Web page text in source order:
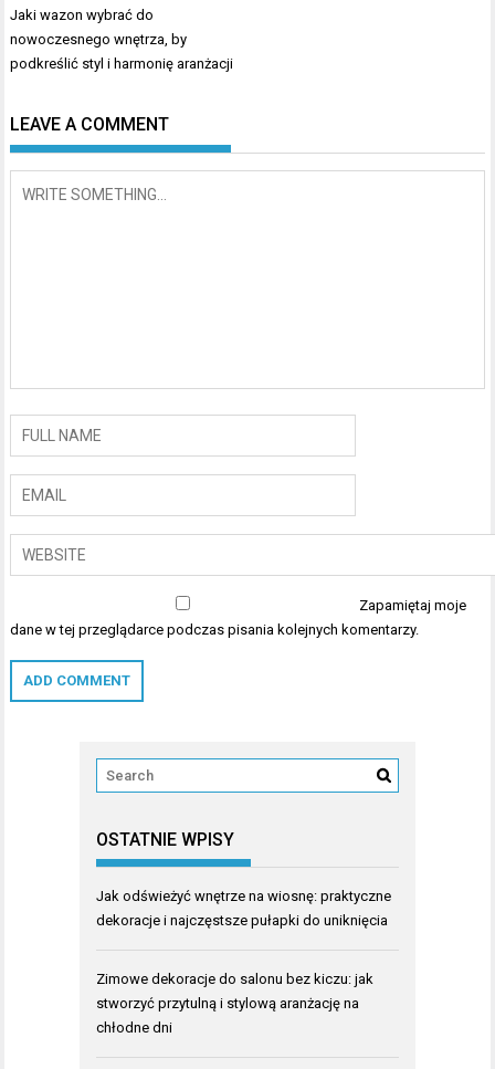
Nawigacja
wpisu
Jaki wazon wybrać do
nowoczesnego wnętrza, by
podkreślić styl i harmonię aranżacji
LEAVE A COMMENT
Zapamiętaj moje
dane w tej przeglądarce podczas pisania kolejnych komentarzy.
OSTATNIE WPISY
Jak odświeżyć wnętrze na wiosnę: praktyczne
dekoracje i najczęstsze pułapki do uniknięcia
Zimowe dekoracje do salonu bez kiczu: jak
stworzyć przytulną i stylową aranżację na
chłodne dni